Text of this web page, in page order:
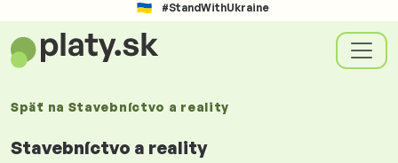
#StandWithUkraine
Späť na Stavebníctvo a reality
Stavebníctvo a reality